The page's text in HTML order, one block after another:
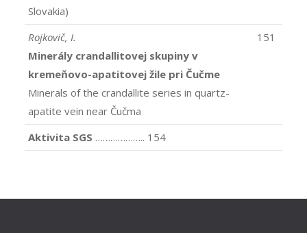
Slovakia)
Rojkovič, I.
Minerály crandallitovej skupiny v
kremeňovo-apatitovej žile pri Čučme
Minerals of the crandallite series in quartz-
apatite vein near Čučma
151
Aktivita SGS ……………….. 154